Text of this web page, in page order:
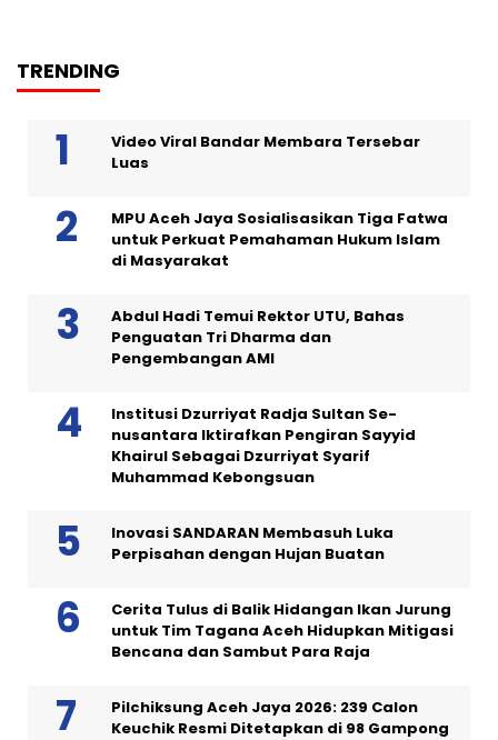
TRENDING
Video Viral Bandar Membara Tersebar
Luas
MPU Aceh Jaya Sosialisasikan Tiga Fatwa
untuk Perkuat Pemahaman Hukum Islam
di Masyarakat
Abdul Hadi Temui Rektor UTU, Bahas
Penguatan Tri Dharma dan
Pengembangan AMI
Institusi Dzurriyat Radja Sultan Se-
nusantara Iktirafkan Pengiran Sayyid
Khairul Sebagai Dzurriyat Syarif
Muhammad Kebongsuan
Inovasi SANDARAN Membasuh Luka
Perpisahan dengan Hujan Buatan
Cerita Tulus di Balik Hidangan Ikan Jurung
untuk Tim Tagana Aceh Hidupkan Mitigasi
Bencana dan Sambut Para Raja
Pilchiksung Aceh Jaya 2026: 239 Calon
Keuchik Resmi Ditetapkan di 98 Gampong